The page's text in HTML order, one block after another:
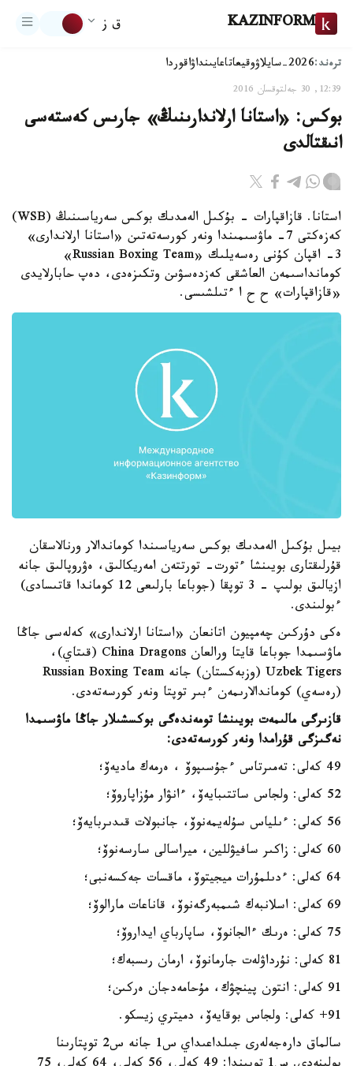
KAZINFORM ق ز
ترەند:2026-سايلاۋ وقيعاتاعايىنداۋاقوردا
12:39, 30 جەلتوقسان 2016
بوكس: «استانا ارلاندارىنىڭ» جارىس كەستەسى
انىقتالدى
استانا. قازاقپارات - بۇكىل الەمدىك بوكس سەرياسىنىڭ (WSB)
كەزەكتى 7- ماۋسىمىندا ونەر كورسەتەتىن «استانا ارلاندارى»
3- اقپان كۇنى رەسەيلىك «Russian Boxing Team»
كومانداسىمەن العاشقى كەزدەسۋىن وتكىزەدى، دەپ حابارلايدى
«قازاقپارات» ح ح ا ءتىلشىسى.
بيىل بۇكىل الەمدىك بوكس سەرياسىندا كوماندالار ورنالاسقان
قۇرلىقتارى بويىنشا ءتورت- تورتتەن امەريكالىق، ەۋروپالىق جانە
ازيالىق بولىپ - 3 توپقا (جوباعا بارلىعى 12 كوماندا قاتىسادى)
ءبولىندى.
ەكى دۇركىن چەمپيون اتانعان «استانا ارلاندارى» كەلەسى جاڭا
ماۋسىمدا جوباعا قايتا ورالعان China Dragons (قىتاي)،
Uzbek Tigers (وزبەكستان) جانە Russian Boxing Team
(رەسەي) كوماندالارىمەن ءبىر توپتا ونەر كورسەتەدى.
قازىرگى مالىمەت بويىنشا تومەندەگى بوكسشىلار جاڭا ماۋسىمدا
نەگىزگى قۇرامدا ونەر كورسەتەدى:
49 كەلى: تەمىرتاس ءجۇسىپوۆ ، ەرمەك ماديەۆ؛
52 كەلى: ولجاس ساتتىبايەۆ، ءانۋار مۇزاپاروۆ؛
56 كەلى: ءىلياس سۇلەيمەنوۆ، جانبولات قىدىربايەۆ؛
60 كەلى: زاكىر سافيۋللين، ميراسالى سارسەنوۆ؛
64 كەلى: ءدىلمۇرات ميجيتوۆ، ماقسات جەكسەنبى؛
69 كەلى: اسلانبەك شىمبەرگەنوۆ، قاناعات مارالوۆ؛
75 كەلى: ەرىك ءالجانوۆ، ساپارباي ايداروۆ؛
81 كەلى: نۇرداۋلەت جارمانوۆ، ارمان رىسبەك؛
91 كەلى: انتون پينچۋك، مۇحامەدجان ەركىن؛
91+ كەلى: ولجاس بوقايەۆ، دميتري زيسكو.
سالماق دارەجەلەرى جىلداعىداي س1 جانە س2 توپتارىنا